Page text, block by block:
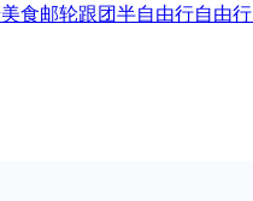
美食邮轮跟团半自由行自由行